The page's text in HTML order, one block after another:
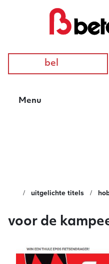
bel
Menu
uitgelichte titels
voor de